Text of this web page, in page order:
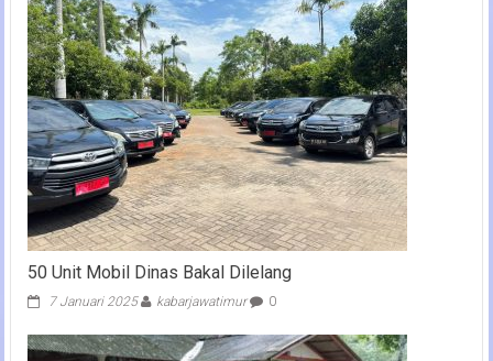
50 Unit Mobil Dinas Bakal Dilelang
7 Januari 2025 kabarjawatimur 0